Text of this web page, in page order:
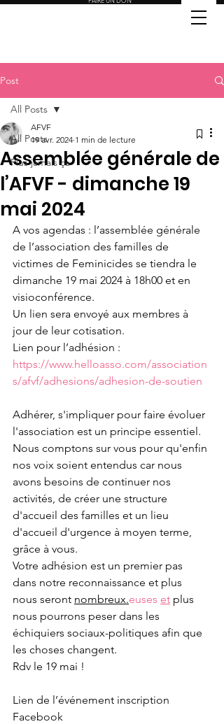
Post
All Posts
Plus jamais ça
All Posts
Assemblée générale de
l’AFVF - dimanche 19
mai 2024
AFVF
19 avr. 2024 1 min de lecture
A vos agendas : l’assemblée générale
de l’association des familles de
victimes de Feminicides se tiendra le
dimanche 19 mai 2024 à 18h00 et en
visioconférence.
Un lien sera envoyé aux membres à
jour de leur cotisation.
Lien pour l’adhésion :
https://www.helloasso.com/association
s/afvf/adhesions/adhesion-de-soutien
Adhérer, s'impliquer pour faire évoluer
l'association est un principe essentiel.
Nous comptons sur vous pour qu'enfin
nos voix soient entendus car nous
avons besoins de continuer nos
activités, de créer une structure
d'accueil des familles et un lieu
d'accueil d'urgence à moyen terme,
grâce à vous.
Votre adhésion est un premier pas
dans notre reconnaissance et plus
nous seront nombreux.euses et plus
nous pourrons peser dans les
échiquiers sociaux-politiques afin que
les choses changent.
Rdv le 19 mai !
Lien de l’événement inscription
Facebook